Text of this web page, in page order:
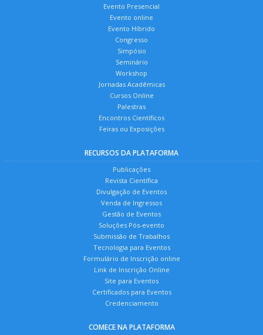
Evento Presencial
Evento online
Evento Híbrido
Congresso
Simpósio
Seminário
Workshop
Jornadas Acadêmicas
Cursos Online
Palestras
Encontros Científicos
Feiras ou Exposições
RECURSOS DA PLATAFORMA
Publicações
Revista Científica
Divulgação de Eventos
Venda de Ingressos
Gestão de Eventos
Soluções Pós-evento
Submissão de Trabalhos
Tecnologia para Eventos
Formulário de Inscrição online
Link de Inscrição Online
Site para Eventos
Certificados para Eventos
Credenciamento
COMECE NA PLATAFORMA